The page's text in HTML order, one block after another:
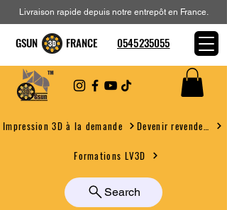
Impression 3D à la demande
Formations LV3D
Search
Livraison rapide depuis notre entrepôt en France.
GSUN FRANCE 0545235055